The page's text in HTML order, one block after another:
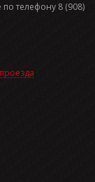
телефону 8 (908)